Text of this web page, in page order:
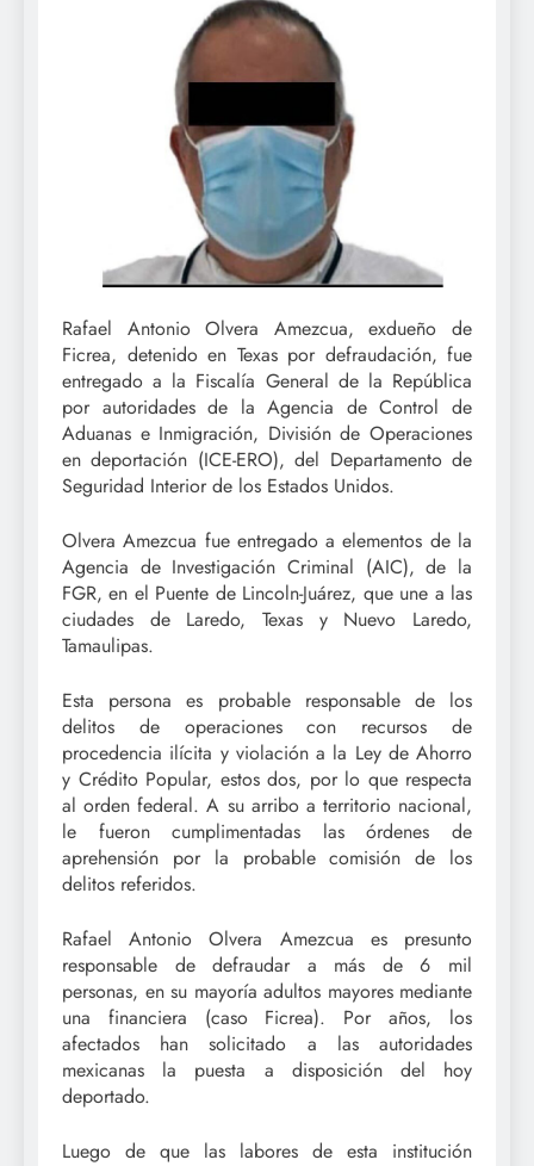
Rafael Antonio Olvera Amezcua, exdueño de
Ficrea, detenido en Texas por defraudación, fue
entregado a la Fiscalía General de la República
por autoridades de la Agencia de Control de
Aduanas e Inmigración, División de Operaciones
en deportación (ICE-ERO), del Departamento de
Seguridad Interior de los Estados Unidos.
Olvera Amezcua fue entregado a elementos de la
Agencia de Investigación Criminal (AIC), de la
FGR, en el Puente de Lincoln-Juárez, que une a las
ciudades de Laredo, Texas y Nuevo Laredo,
Tamaulipas.
Esta persona es probable responsable de los
delitos de operaciones con recursos de
procedencia ilícita y violación a la Ley de Ahorro
y Crédito Popular, estos dos, por lo que respecta
al orden federal. A su arribo a territorio nacional,
le fueron cumplimentadas las órdenes de
aprehensión por la probable comisión de los
delitos referidos.
Rafael Antonio Olvera Amezcua es presunto
responsable de defraudar a más de 6 mil
personas, en su mayoría adultos mayores mediante
una financiera (caso Ficrea). Por años, los
afectados han solicitado a las autoridades
mexicanas la puesta a disposición del hoy
deportado.
Luego de que las labores de esta institución